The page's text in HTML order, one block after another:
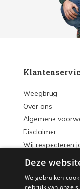
Weegbrug
Over ons
Algemene
Disclaimer
Wij respecteren
Verzenden &
Deze
We gebruiken
gebruik van onze